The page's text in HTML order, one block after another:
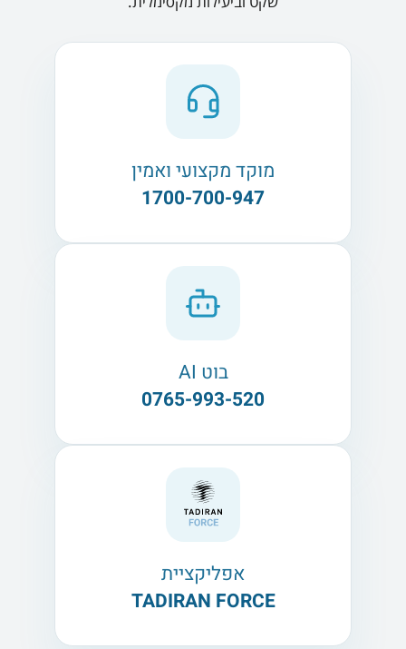
מוקד מקצועי ואמין
1700-700-947
בוט AI
0765-993-520
אפליקציית
TADIRAN FORCE